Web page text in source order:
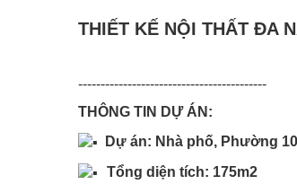
THIẾT KẾ NỘI THẤT ĐA
------------------------------------------
THÔNG TIN DỰ ÁN:
Dự án: Nhà phố, Phường
Tổng diện tích: 175m2 ​